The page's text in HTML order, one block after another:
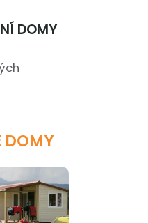
DOMY
DOMY